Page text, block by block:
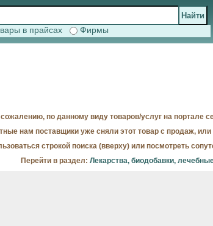
в прайсах Фирмы
сожалению, по данному виду товаров/услуг на портале
нам поставщики уже сняли этот товар с продаж,
строкой поиска (вверху) или посмотреть
Перейти в раздел: Лекарства, биодобавки,